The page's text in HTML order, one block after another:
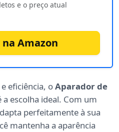
e o preço atual
Amazon
eficiência, oAparador de
a escolha ideal. Com um
perfeitamente à sua
mantenha a aparência